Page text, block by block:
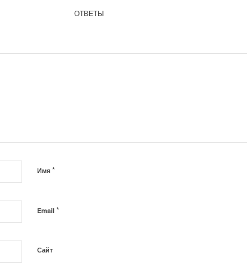
ОТВЕТЫ
Имя *
Email *
Сайт